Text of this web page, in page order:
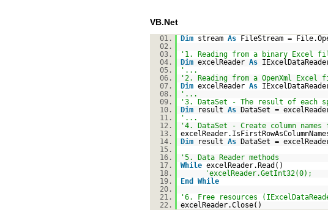
VB.Net
01. Dim stream As
FileStream =
02.
03.
'1. Reading from a binary Excel
04.
Dim excelReader As
05.
'...
06.
'2. Reading from a OpenXml
07.
Dim excelReader As
08.
'...
09.
'3. DataSet - The result of each
10.
Dim result As
DataSet =
11.
'...
12.
'4. DataSet - Create column
13.
14.
Dim result As
DataSet =
15.
16.
'5. Data Reader methods
17.
While excelReader.Read()
18.
'excelReader.GetInt32(0);
19.
End
While
20.
21.
'6. Free resources
22.
excelReader.Close()